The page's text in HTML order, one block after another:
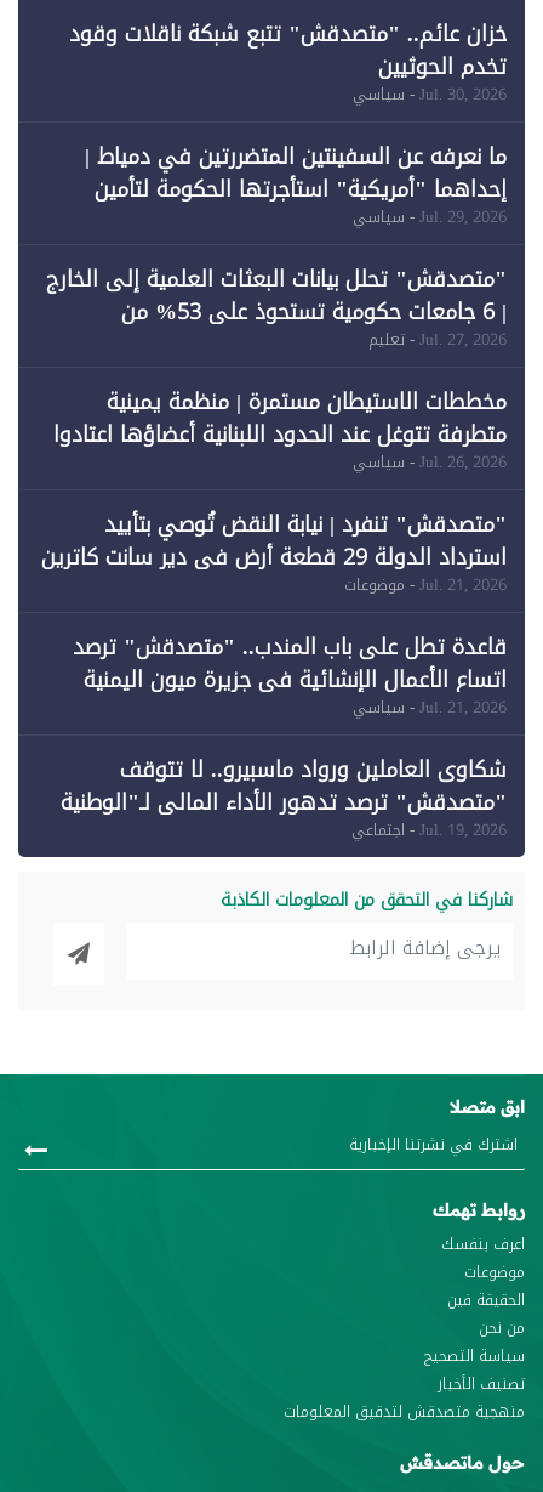
خزان عائم.. "متصدقش" تتبع شبكة ناقلات وقود
تخدم الحوثيين
Jul. 30, 2026- سياسي
ما نعرفه عن السفينتين المتضررتين في دمياط |
إحداهما "أمريكية" استأجرتها الحكومة لتأمين
احتياجات الطاقة
Jul. 29, 2026- سياسي
"متصدقش" تحلل بيانات البعثات العلمية إلى الخارج
| 6 جامعات حكومية تستحوذ على 53% من
Jul. 27, 2026- تعليم
مخططات الاستيطان مستمرة | منظمة يمينية
متطرفة تتوغل عند الحدود اللبنانية أعضاؤها اعتادوا
خرق الحدود
Jul. 26, 2026- سياسي
"متصدقش" تنفرد | نيابة النقض تُوصي بتأييد
استرداد الدولة 29 قطعة أرض في دير سانت كاترين
وقبول طعن الحكومة جزئيًا (1)
Jul. 21, 2026- موضوعات
قاعدة تطل على باب المندب.. "متصدقش" ترصد
اتساع الأعمال الإنشائية في جزيرة ميون اليمنية
Jul. 21, 2026- سياسي
شكاوى العاملين ورواد ماسبيرو.. لا تتوقف
"متصدقش" ترصد تدهور الأداء المالي لـ"الوطنية
للإعلام"
Jul. 19, 2026- اجتماعي
شاركنا في التحقق من المعلومات الكاذبة
ابق متصلا
روابط تهمك
اعرف بنفسك
موضوعات
الحقيقة فين
من نحن
سياسة التصحيح
تصنيف الأخبار
منهجية متصدقش لتدقيق المعلومات
حول ماتصدقش